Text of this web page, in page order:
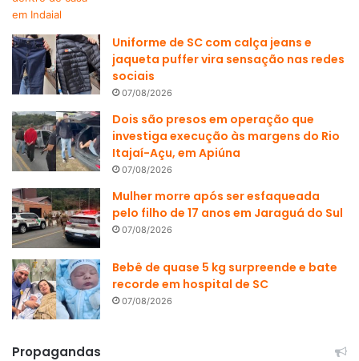
Uniforme de SC com calça jeans e
jaqueta puffer vira sensação nas redes
sociais
07/08/2026
Dois são presos em operação que
investiga execução às margens do Rio
Itajaí-Açu, em Apiúna
07/08/2026
Mulher morre após ser esfaqueada
pelo filho de 17 anos em Jaraguá do Sul
07/08/2026
Bebê de quase 5 kg surpreende e bate
recorde em hospital de SC
07/08/2026
Propagandas